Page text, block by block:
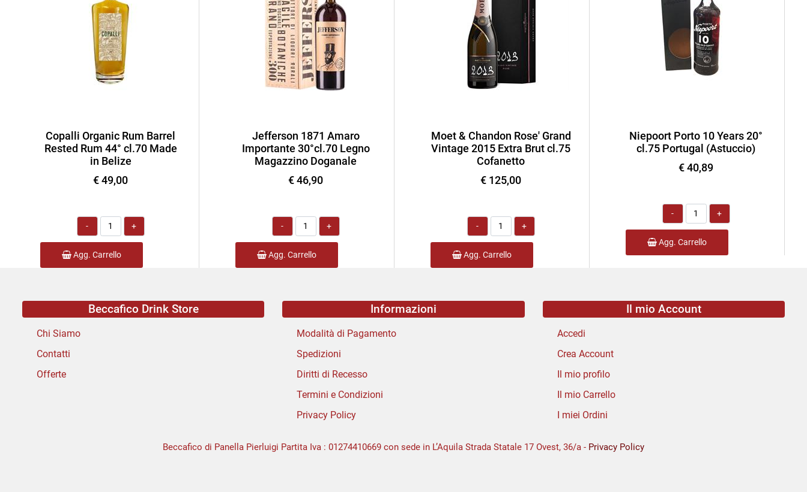
Copalli Organic Rum Barrel
Rested Rum 44° cl.70 Made
in Belize
€ 49,00
Quantità
Agg. Carrello
Jefferson 1871 Amaro
Importante 30°cl.70 Legno
Magazzino Doganale
€ 46,90
Quantità
Agg. Carrello
Moet & Chandon Rose' Grand
Vintage 2015 Extra Brut cl.75
Cofanetto
€ 125,00
Quantità
Agg. Carrello
Niepoort Porto 10 Years 20°
cl.75 Portugal (Astuccio)
€ 40,89
Quantità
Agg. Carrello
Beccafico Drink Store
Chi Siamo
Contatti
Offerte
Informazioni
Modalità di Pagamento
Spedizioni
Diritti di Recesso
Termini e Condizioni
Privacy Policy
Il mio Account
Accedi
Crea Account
Il mio profilo
Il mio Carrello
I miei Ordini
Beccafico di Panella Pierluigi Partita Iva : 01274410669 con sede in L’Aquila Strada Statale 17 Ovest, 36/a - Privacy Policy